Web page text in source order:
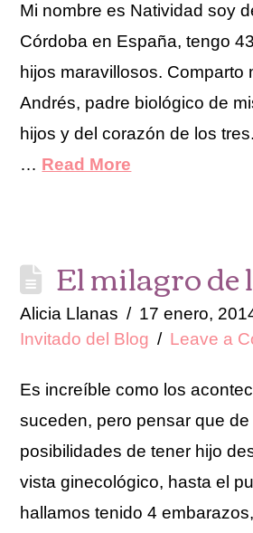
Mi nombre es Natividad soy
Córdoba en España, tengo
hijos maravillosos. Comparto
Andrés, padre biológico de
hijos y del corazón de los
… Read More
El milagro de
Alicia Llanas
17 enero,
Invitado del Blog
Leave a
Es increíble como los
suceden, pero pensar que
posibilidades de tener hijo
vista ginecológico, hasta el
hallamos tenido 4